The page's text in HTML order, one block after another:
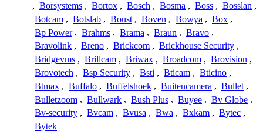
, Borsystems , Bortox , Bosch , Bosma , Boss , Bosslan ,
Botcam , Botslab , Boust , Boven , Bowya , Box ,
Bp Power , Brahms , Brama , Braun , Bravo ,
Bravolink , Breno , Brickcom , Brickhouse Security ,
Bridgevms , Brillcam , Briwax , Broadcom , Brovision ,
Brovotech , Bsp Security , Bsti , Bticam , Bticino ,
Btmax , Buffalo , Buffelshoek , Buitencamera , Bullet ,
Bulletzoom , Bullwark , Bush Plus , Buyee , Bv Globe ,
Bv-security , Bvcam , Bvusa , Bwa , Bxkam , Bytec ,
Bytek